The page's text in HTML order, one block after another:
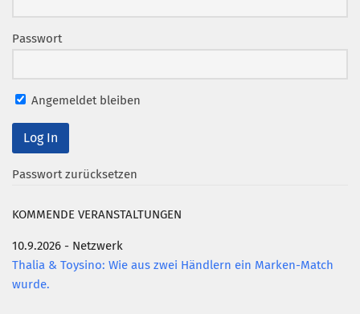
Passwort
Angemeldet bleiben
Passwort zurücksetzen
KOMMENDE VERANSTALTUNGEN
10.9.2026 - Netzwerk
Thalia & Toysino: Wie aus zwei Händlern ein Marken-Match
wurde.